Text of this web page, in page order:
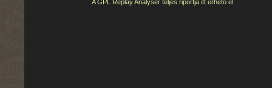
A GPL Replay Analyser teljes riportja itt érhető el